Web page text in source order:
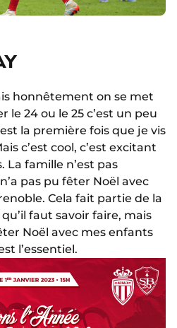
honnêtement on se met
le 24 ou le 25 c’est un peu
la première fois que je vis
c’est cool, c’est excitant
La famille n’est pas
pas pu fêter Noël avec
Cela fait partie de la
faut savoir faire, mais
Noël avec mes enfants
l’essentiel.